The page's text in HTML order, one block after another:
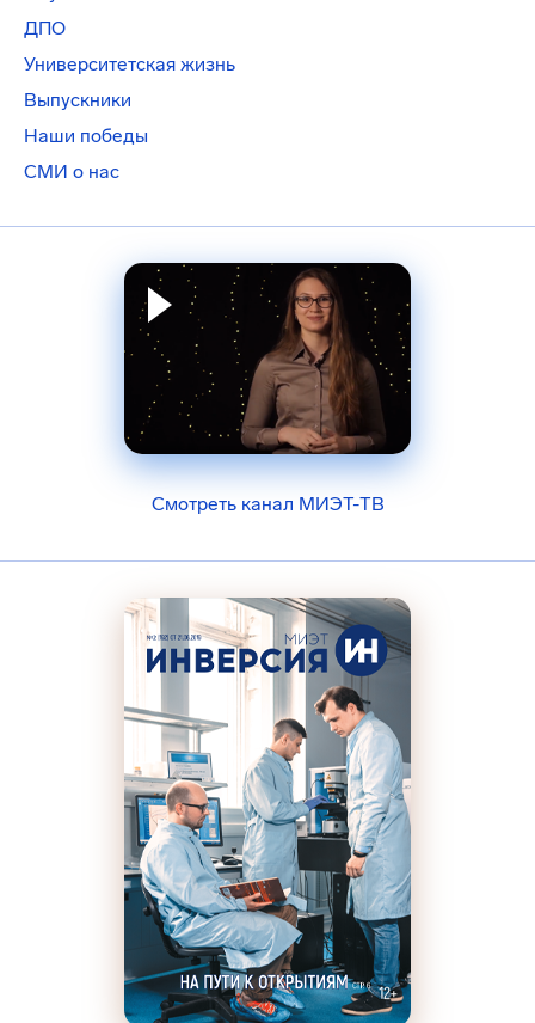
ДПО
Университетская жизнь
Выпускники
Наши победы
СМИ о нас
Смотреть канал МИЭТ-ТВ